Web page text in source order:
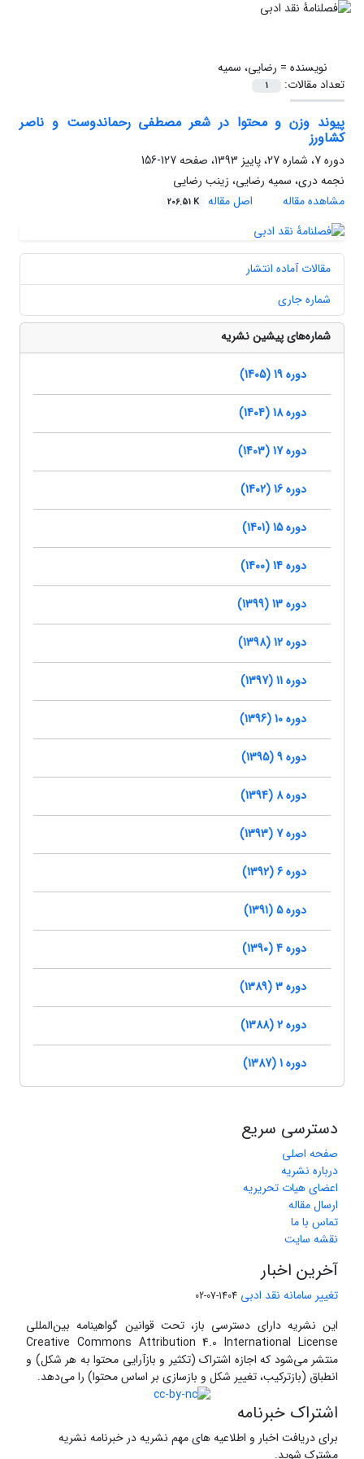
نویسنده = رضایی، سمیه
تعداد مقالات:
1
پیوند وزن و محتوا در شعر مصطفی رحماندوست و ناصر
کشاورز
دوره 7، شماره 27، پاییز 1393، صفحه
127-156
نجمه دری، سمیه رضایی، زینب رضایی
مشاهده مقاله
اصل مقاله 206.51 K
مقالات آماده انتشار
شماره جاری
شماره‌های پیشین نشریه
دوره 19 (1405)
دوره 18 (1404)
دوره 17 (1403)
دوره 16 (1402)
دوره 15 (1401)
دوره 14 (1400)
دوره 13 (1399)
دوره 12 (1398)
دوره 11 (1397)
دوره 10 (1396)
دوره 9 (1395)
دوره 8 (1394)
دوره 7 (1393)
دوره 6 (1392)
دوره 5 (1391)
دوره 4 (1390)
دوره 3 (1389)
دوره 2 (1388)
دوره 1 (1387)
دسترسی سریع
صفحه اصلی
درباره نشریه
اعضای هیات تحریریه
ارسال مقاله
تماس با ما
نقشه سایت
آخرین اخبار
تغییر سامانه نقد ادبی 1404-07-02
این نشریه دارای دسترسی باز، تحت قوانین گواهینامه بین‌المللی
Creative Commons Attribution 4.0 International License
منتشر می‌شود که اجازه اشتراک (تکثیر و بازآرایی محتوا به هر شکل) و
انطباق (بازترکیب، تغییر شکل و بازسازی بر اساس محتوا) را می‌دهد.
اشتراک خبرنامه
برای دریافت اخبار و اطلاعیه های مهم نشریه در خبرنامه نشریه
مشترک شوید.